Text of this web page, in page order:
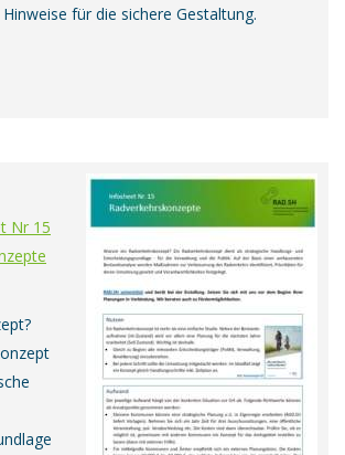
für die sichere Gestaltung.
Nr 15